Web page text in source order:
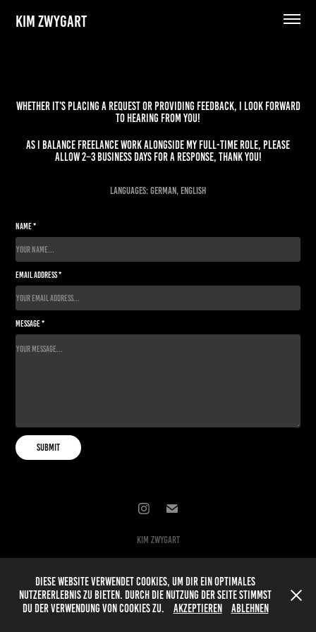
KIM ZWYGART
Whether it's placing a request or providing feedback, I look forward
to hearing from you!
As I balance freelance work alongside my full-time role, please
allow 2–3 business days for a response, thank you!
Languages: German, English
Name *
Email Address *
Message *
Submit
kim zwygart
Diese Website verwendet Cookies, um dir ein optimales
Nutzererlebnis zu bieten. Durch die Nutzung der Seite stimmst
du der Verwendung von Cookies zu.
Akzeptieren Ablehnen